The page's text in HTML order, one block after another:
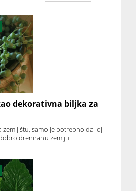
dekorativna biljka za
zemljištu, samo je potrebno da joj
dreniranu zemlju.